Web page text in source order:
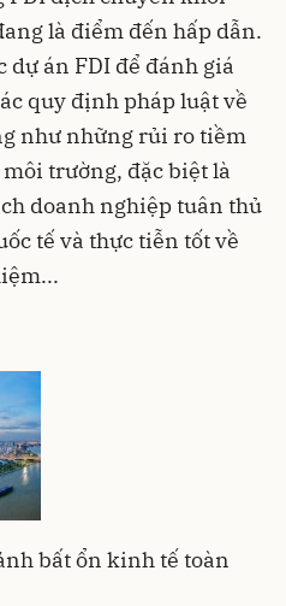
là điểm đến hấp dẫn.
dự án FDI để đánh giá
quy định pháp luật về
như những rủi ro tiềm
trường, đặc biệt là
doanh nghiệp tuân thủ
tế và thực tiễn tốt về
bất ổn kinh tế toàn